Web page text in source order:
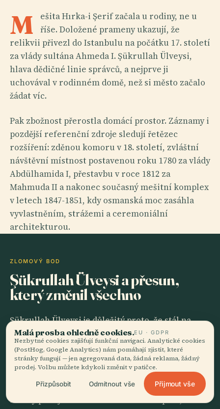
M
ešita Hırka-i Şerif začala u rodiny, ne u
říše. Doložené prameny ukazují, že
relikvii přivezl do Istanbulu na počátku 17. století
za vlády sultána Ahmeda I. Şükrullah Ülveysi,
hlava dědičné linie správců, a nejprve ji
uchovával v rodinném domě, než si město začalo
žádat víc.
Pak zbožnost přerostla domácí prostor. Záznamy i
pozdější referenční zdroje sledují řetězec
rozšíření: zděnou komoru v 18. století, zvláštní
návštěvní místnost postavenou roku 1780 za vlády
Abdülhamida I, přestavbu v roce 1812 za
Mahmuda II a nakonec současný mešitní komplex
v letech 1847-1851, kdy osmanská moc zasáhla
vyvlastněním, strážemi a ceremoniální
architekturou.
ZLOMOVÝ BOD
Şükrullah Ülveysi a přesun,
který změnil všechno
Şükrullah Ülveysi je důležitý proto, že stál na
rozhraní mezi soukromou správou relikvie a její
imperiální viditelností. Když na počátku 17.
století na pozvání sultána Ahmeda I. přivezl
Hırka-i Şerif do Istanbulu, nešlo pro něj osobně
jen o převoz: šlo o to, zda dědičná autorita jeho
rodiny přežije uvnitř osmanské metropole, nebo
Malá prosba ohledně cookies.EU · GDPR
Nezbytné cookies zajišťují funkční navigaci. Analytické cookies
(PostHog, Google Analytics) nám pomáhají zjistit, které
stránky fungují — jen agregovaná data, žádná reklama, žádný
prodej. Volbu můžete kdykoli změnit v patičce.
Přizpůsobit Odmítnout vše Přijmout vše